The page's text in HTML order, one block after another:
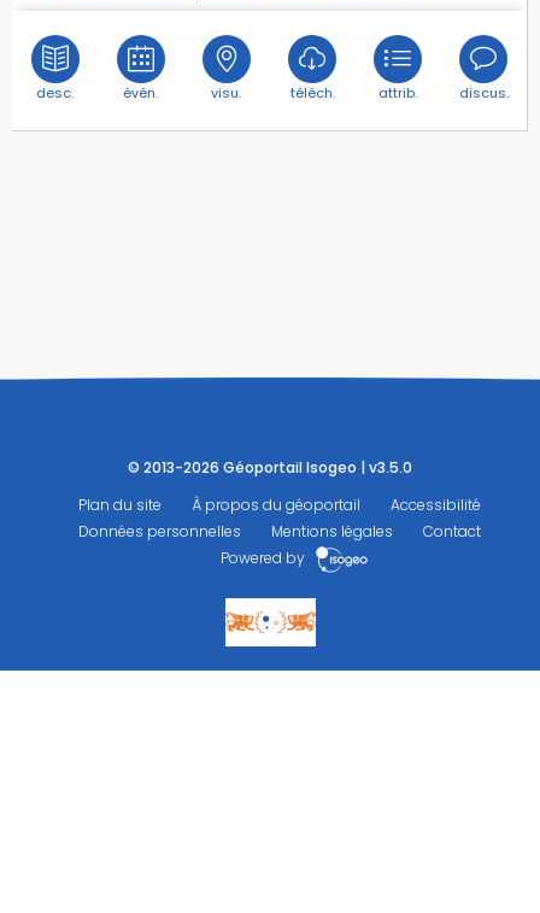
desc. évén. visu. téléch. attrib. discus.
© 2013-2026 Géoportail Isogeo | v3.5.0
Plan du site
À propos du géoportail
Accessibilité
Données personnelles
Mentions légales
Contact
Powered by